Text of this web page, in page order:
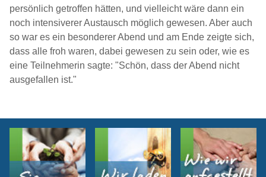
persönlich getroffen hätten, und vielleicht wäre dann ein
noch intensiverer Austausch möglich gewesen. Aber auch
so war es ein besonderer Abend und am Ende zeigte sich,
dass alle froh waren, dabei gewesen zu sein oder, wie es
eine Teilnehmerin sagte: "Schön, dass der Abend nicht
ausgefallen ist."